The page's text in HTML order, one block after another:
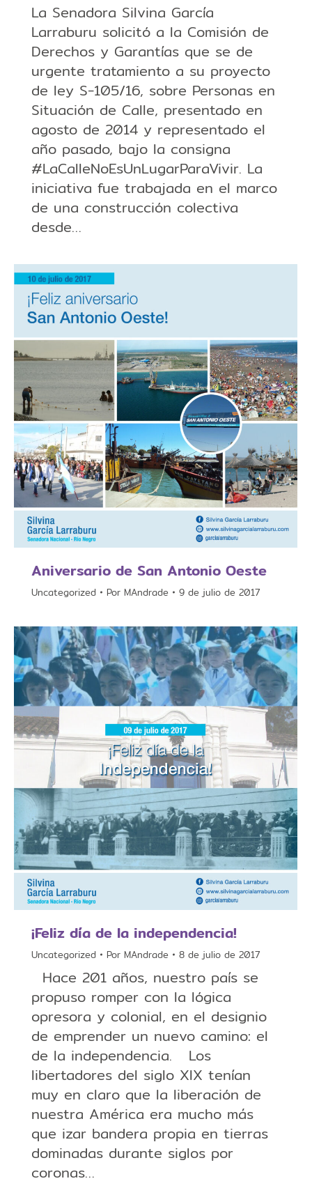
La Senadora Silvina García
Larraburu solicitó a la Comisión de
Derechos y Garantías que se de
urgente tratamiento a su proyecto
de ley S-105/16, sobre Personas en
Situación de Calle, presentado en
agosto de 2014 y representado el
año pasado, bajo la consigna
#LaCalleNoEsUnLugarParaVivir. La
iniciativa fue trabajada en el marco
de una construcción colectiva
desde…
Aniversario de San Antonio Oeste
Uncategorized Por MAndrade 9 de julio de 2017
¡Feliz día de la independencia!
Uncategorized Por MAndrade 8 de julio de 2017
Hace 201 años, nuestro país se
propuso romper con la lógica
opresora y colonial, en el designio
de emprender un nuevo camino: el
de la independencia. Los
libertadores del siglo XIX tenían
muy en claro que la liberación de
nuestra América era mucho más
que izar bandera propia en tierras
dominadas durante siglos por
coronas…